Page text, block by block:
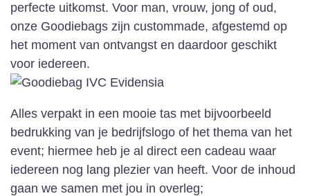
perfecte uitkomst. Voor man, vrouw, jong of oud,
onze Goodiebags zijn custommade, afgestemd op
het moment van ontvangst en daardoor geschikt
voor iedereen.
Alles verpakt in een mooie tas met bijvoorbeeld
bedrukking van je bedrijfslogo of het thema van het
event; hiermee heb je al direct een cadeau waar
iedereen nog lang plezier van heeft. Voor de inhoud
gaan we samen met jou in overleg;